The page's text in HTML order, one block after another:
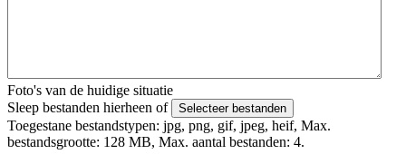
Foto's van de huidige situatie
Sleep bestanden hierheen of
Selecteer bestanden
Toegestane bestandstypen: jpg, png, gif, jpeg, heif, Max.
bestandsgrootte: 128 MB, Max. aantal bestanden: 4.